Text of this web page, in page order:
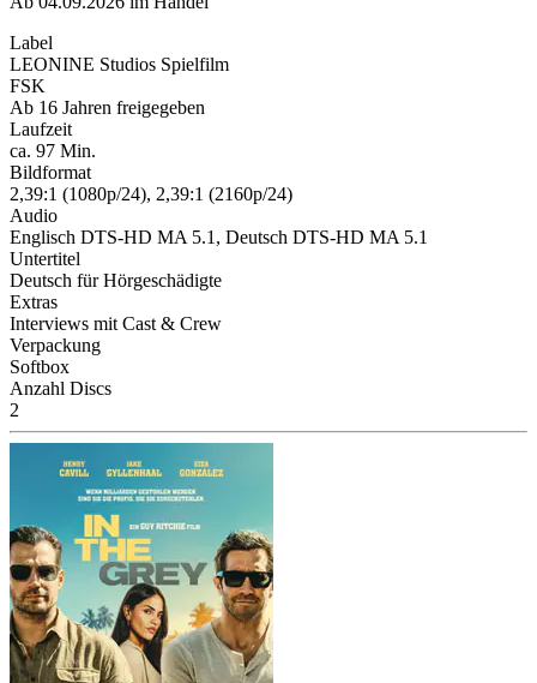
Label
LEONINE Studios Spielfilm
FSK
Ab 16 Jahren freigegeben
Laufzeit
ca. 97 Min.
Bildformat
2,39:1 (1080p/24), 2,39:1 (2160p/24)
Audio
Englisch DTS-HD MA 5.1, Deutsch DTS-HD MA 5.1
Untertitel
Deutsch für Hörgeschädigte
Extras
Interviews mit Cast & Crew
Verpackung
Softbox
Anzahl Discs
2